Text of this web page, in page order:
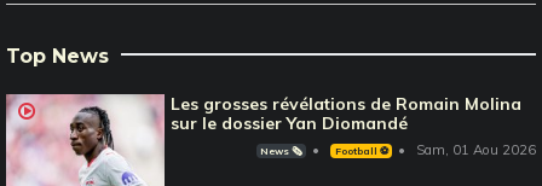
Top News
Les grosses révélations de Romain Molina
sur le dossier Yan Diomandé
News 🗞️ Football ⚽️ Sam, 01 Aou 2026